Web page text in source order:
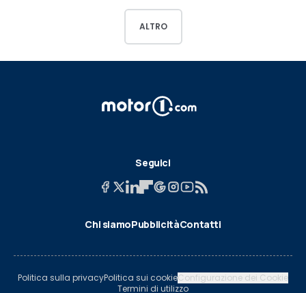
ALTRO
Seguici
Chi siamoPubblicitàContatti
Politica sulla privacyPolitica sui cookieConfigurazione dei Cookie
Termini di utilizzo